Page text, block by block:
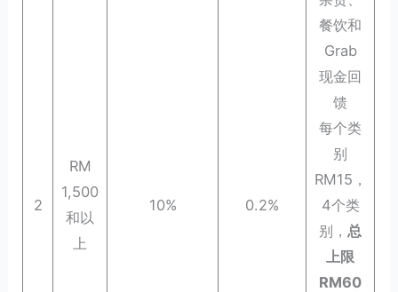
2
RM
1,500
和以
上
10% 0.2%
餐饮和
Grab
现金回
馈
每个类
别
RM15，
4个类
别， 总
上限
RM60